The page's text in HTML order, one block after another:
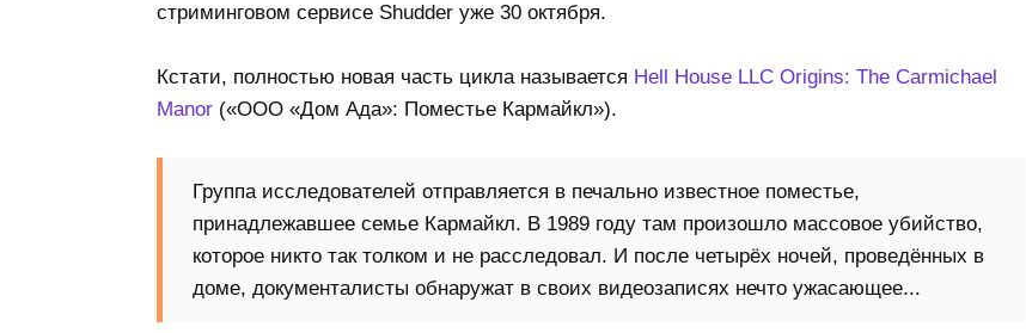
стриминговом сервисе Shudder уже 30 октября.
Кстати, полностью новая часть цикла называется Hell House LLC Origins: The Carmichael
Manor(«ООО «Дом Ада»: Поместье Кармайкл»).
Группа исследователей отправляется в печально известное поместье,
принадлежавшее семье Кармайкл. В 1989 году там произошло массовое убийство,
которое никто так толком и не расследовал. И после четырёх ночей, проведённых в
доме, документалисты обнаружат в своих видеозаписях нечто ужасающее...